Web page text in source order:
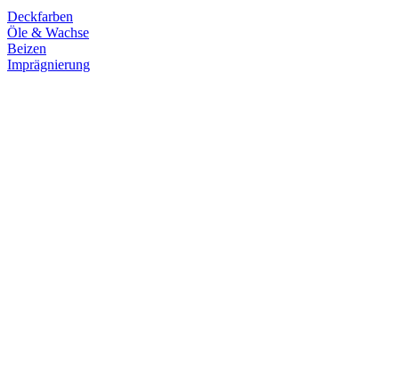
Deckfarben
Öle & Wachse
Beizen
Imprägnierung